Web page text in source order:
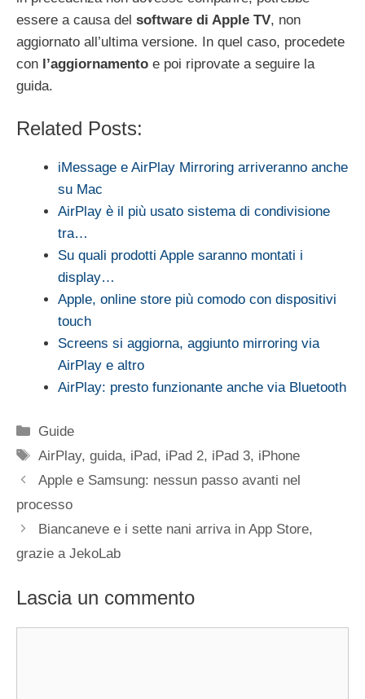
essere a causa del software di Apple TV, non
aggiornato all’ultima versione. In quel caso, procedete
con l’aggiornamento e poi riprovate a seguire la
guida.
Related Posts:
iMessage e AirPlay Mirroring arriveranno anche
su Mac
AirPlay è il più usato sistema di condivisione
tra…
Su quali prodotti Apple saranno montati i
display…
Apple, online store più comodo con dispositivi
touch
Screens si aggiorna, aggiunto mirroring via
AirPlay e altro
AirPlay: presto funzionante anche via Bluetooth
Categorie
Guide
Tag
AirPlay,guida, iPad, iPad 2, iPad 3, iPhone
Apple e Samsung: nessun passo avanti nel
processo
Biancaneve e i sette nani arriva in App Store,
grazie a JekoLab
Lascia un commento